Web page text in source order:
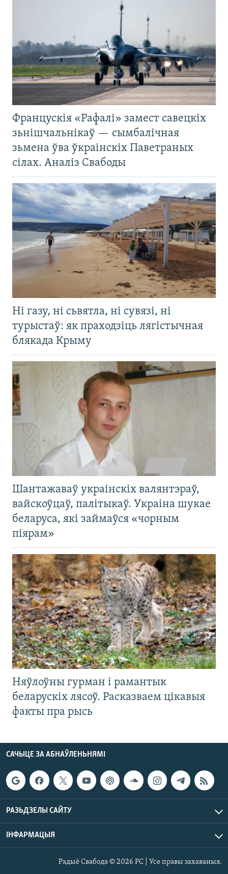
Францускія «Рафалі» замест савецкіх
зьнішчальнікаў — сымбалічная
зьмена ўва ўкраінскіх Паветраных
сілах. Аналіз Свабоды
Ні газу, ні сьвятла, ні сувязі, ні
турыстаў: як праходзіць лягістычная
блякада Крыму
Шантажаваў украінскіх валянтэраў,
вайскоўцаў, палітыкаў. Украіна шукае
беларуса, які займаўся «чорным
піярам»
Няўлоўны гурман і рамантык
беларускіх лясоў. Расказваем цікавыя
факты пра рысь
САЧЫЦЕ ЗА АБНАЎЛЕНЬНЯМІ
РАЗЬДЗЕЛЫ САЙТУ
ІНФАРМАЦЫЯ
Радыё Свабода © 2026 РС | Усе правы захаваныя.